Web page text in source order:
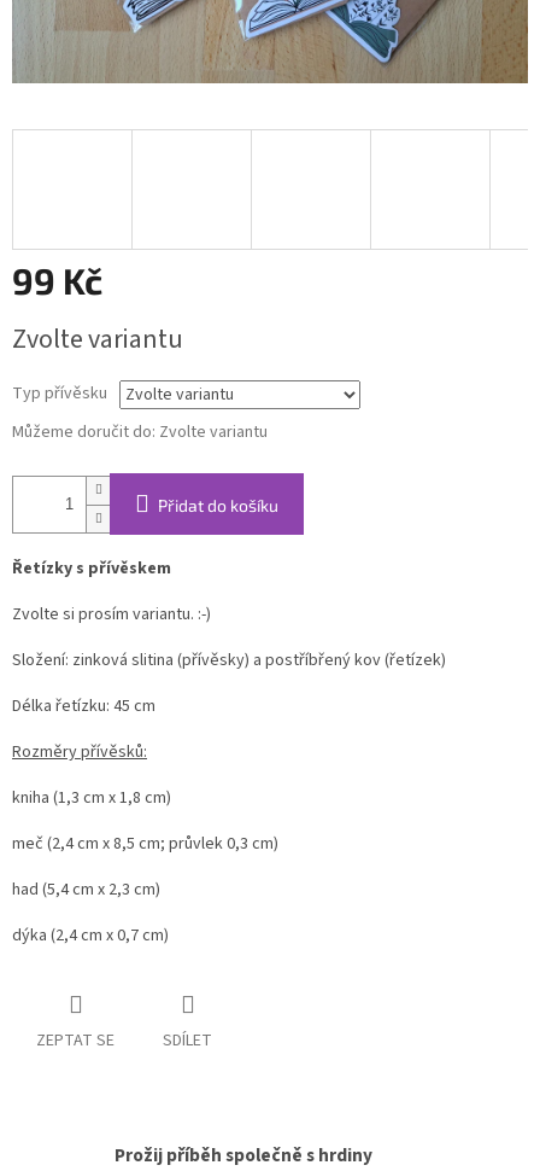
99 Kč
cena:
Zvolte variantu
Typ přívěsku
Můžeme doručit do: Zvolte variantu
Přidat do košíku
Řetízky s přívěskem
Zvolte si prosím variantu. :-)
Složení: zinková slitina (přívěsky) a postříbřený kov (řetízek)
Délka řetízku: 45 cm
Rozměry přívěsků:
kniha (1,3 cm x 1,8 cm)
meč (2,4 cm x 8,5 cm; průvlek 0,3 cm)
had (5,4 cm x 2,3 cm)
dýka (2,4 cm x 0,7 cm)
ZEPTAT SE SDÍLET
Prožij příběh společně s hrdiny